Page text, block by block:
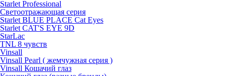
Starlet Professional
Светоотражающая серия
Starlet BLUE PLACE Cat Eyes
Starlet CAT'S EYE 9D
StarLac
TNL 8 чувств
Vinsall
Vinsall Pearl ( жемчужная серия )
Vinsall Кошачий глаз